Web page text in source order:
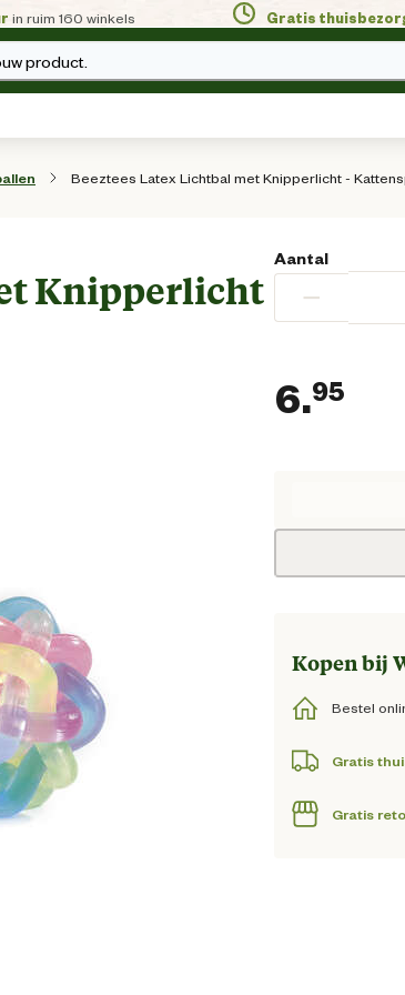
in ruim 160 winkels Gratis
product.
Beeztees Latex Lichtbal met Knipperlicht -
Knipperlicht
Aantal
−
6.95
Kopen bij
Bestel
Gratis
Gratis